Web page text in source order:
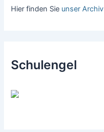
Hier finden Sie unser Archiv
Schulengel